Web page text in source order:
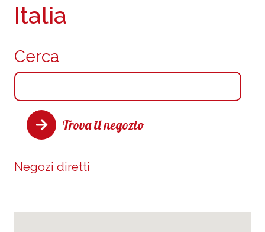
Cerca
Trova il negozio
Italia
Negozi diretti